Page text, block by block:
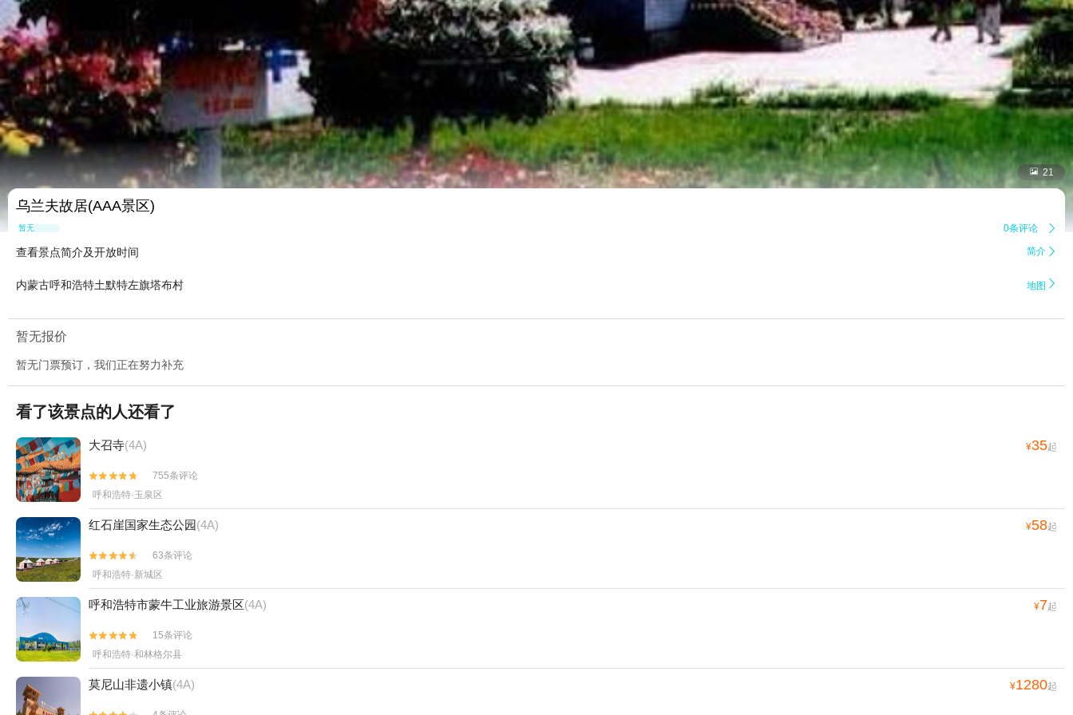
 21
乌兰夫故居(AAA景区)
暂无点评 0条评论 
查看景点简介及开放时间 简介 
内蒙古呼和浩特土默特左旗塔布村 地图 
暂无报价
暂无门票预订，我们正在努力补充
看了该景点的人还看了
大召寺(4A) ¥35起


755条评论
呼和浩特·玉泉区
红石崖国家生态公园(4A) ¥58起


63条评论
呼和浩特·新城区
呼和浩特市蒙牛工业旅游景区(4A) ¥7起


15条评论
呼和浩特·和林格尔县
莫尼山非遗小镇(4A) ¥1280起